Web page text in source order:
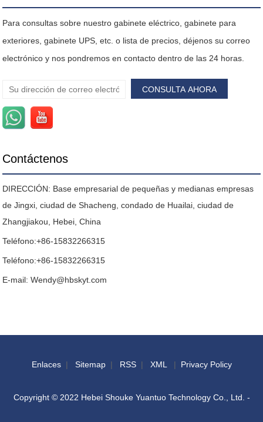
Para consultas sobre nuestro gabinete eléctrico, gabinete para
exteriores, gabinete UPS, etc. o lista de precios, déjenos su correo
electrónico y nos pondremos en contacto dentro de las 24 horas.
Contáctenos
DIRECCIÓN: Base empresarial de pequeñas y medianas empresas
de Jingxi, ciudad de Shacheng, condado de Huailai, ciudad de
Zhangjiakou, Hebei, China
Teléfono:+86-15832266315
Teléfono:+86-15832266315
E-mail:Wendy@hbskyt.com
Enlaces| Sitemap| RSS| XML| Privacy Policy
Copyright © 2022 Hebei Shouke Yuantuo Technology Co., Ltd. -